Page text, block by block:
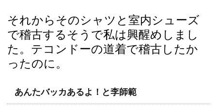
それからそのシャツと室内シューズ
で稽古するそうで私は興醒めしまし
た。 テコンドーの道着で稽古したか
ったのに。
あんたバッカあるよ！と李師範